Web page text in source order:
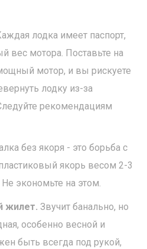
лодка имеет паспорт,
вес мотора. Поставьте на
мотор, и вы рискуете
лодку из-за
рекомендациям
без якоря - это борьба с
якорь весом 2-3
экономьте на этом.
жилет. Звучит банально, но
особенно весной и
быть всегда под рукой,